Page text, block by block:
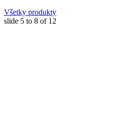
Všetky produkty
slide 5 to 8 of 12